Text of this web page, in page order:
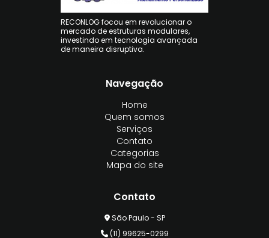
RECONLOG focou em revolucionar o
mercado de estruturas modulares,
investindo em tecnologia avançada
de maneira disruptiva.
Navegação
Home
Quem somos
Serviços
Contato
Categorias
Mapa do site
Contato
São Paulo - SP
(11) 99625-0299